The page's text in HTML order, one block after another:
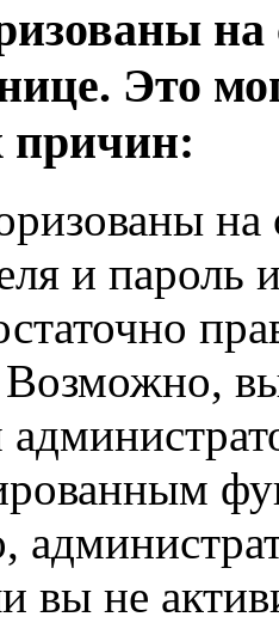
на
Это
причин:
на
и пароль
вы не